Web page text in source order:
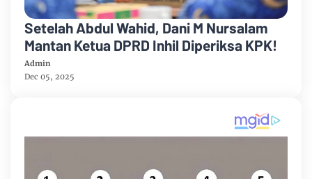
Setelah Abdul Wahid, Dani M Nursalam
Mantan Ketua DPRD Inhil Diperiksa KPK!
Admin
Dec 05, 2025